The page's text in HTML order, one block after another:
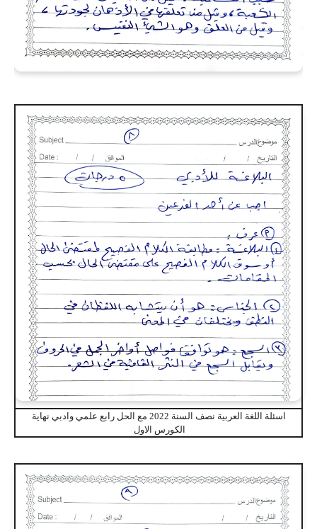
اسئلة اللغة العربية نصف السنة 2022 مع الحل رابع علمي وادبي نهاية
الكورس الاول